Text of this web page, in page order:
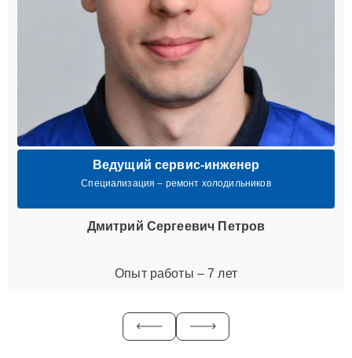
Ведущий сервис-инженер
Специализация – ремонт холодильников
Дмитрий Сергеевич Петров
Опыт работы – 7 лет